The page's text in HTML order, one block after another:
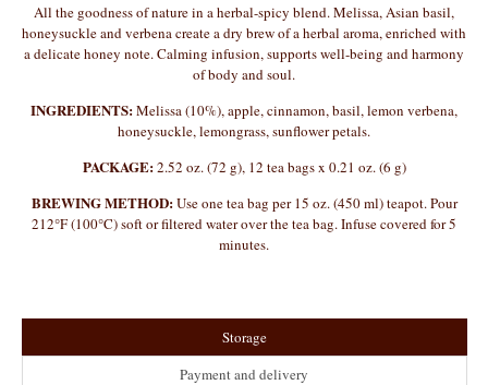
All the goodness of nature in a herbal-spicy blend. Melissa, Asian basil,
honeysuckle and verbena create a dry brew of a herbal aroma, enriched with
a delicate honey note. Calming infusion, supports well-being and harmony
of body and soul.
INGREDIENTS:Melissa (10%), apple, cinnamon, basil, lemon verbena,
honeysuckle, lemongrass, sunflower petals.
PACKAGE:2.52 oz. (72 g), 12 tea bags x 0.21 oz. (6 g)
BREWING METHOD:Use one tea bag per 15 oz. (450 ml) teapot. Pour
212°F (100°C) soft or filtered water over the tea bag. Infuse covered for 5
minutes.
Storage
Payment and delivery